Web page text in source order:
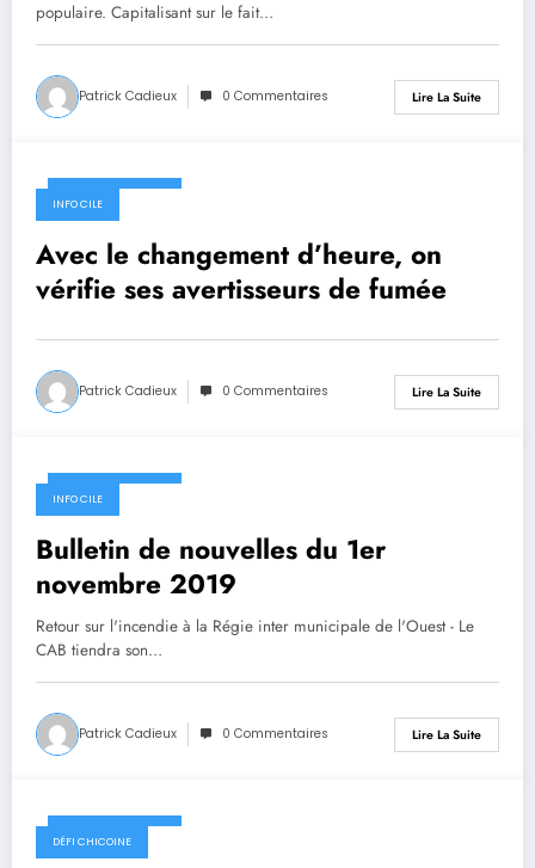
populaire. Capitalisant sur le fait…
Patrick Cadieux 0 Commentaires Lire La Suite
1 novembre 2019
INFO CILE
Avec le changement d’heure, on
vérifie ses avertisseurs de fumée
Patrick Cadieux 0 Commentaires Lire La Suite
1 novembre 2019
INFO CILE
Bulletin de nouvelles du 1er
novembre 2019
Retour sur l'incendie à la Régie inter municipale de l'Ouest - Le
CAB tiendra son…
Patrick Cadieux 0 Commentaires Lire La Suite
1 novembre 2019
DÉFI CHICOINE